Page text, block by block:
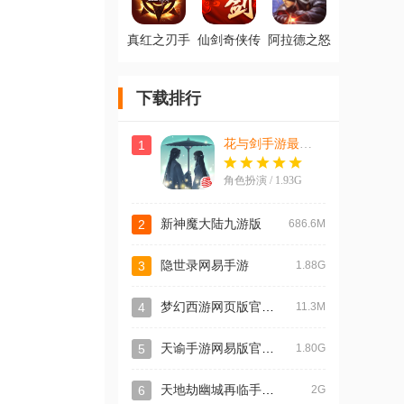
真红之刃手 仙剑奇侠传
阿拉德之怒
下载排行
1 花与剑手游最新版
角色扮演 / 1.93G
2 新神魔大陆九游版 686.6M
3 隐世录网易手游 1.88G
4 11.3M
5 1.80G
6 2G